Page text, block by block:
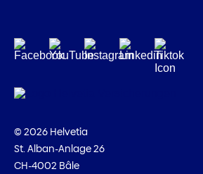
© 2026 Helvetia
St. Alban-Anlage 26
CH-4002 Bâle